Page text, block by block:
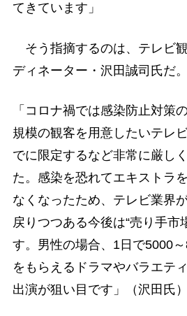
てきています」
そう指摘するのは、テレビ
ディネーター・沢田誠司氏だ。
「コロナ禍では感染防止対策
規模の観客を用意したいテレ
でに限定するなど非常に厳し
た。感染を恐れてエキストラ
なくなったため、テレビ業界
戻りつつある今後は“売り手市
す。男性の場合、1日で5000
をもらえるドラマやバラエテ
出演が狙い目です」（沢田氏）